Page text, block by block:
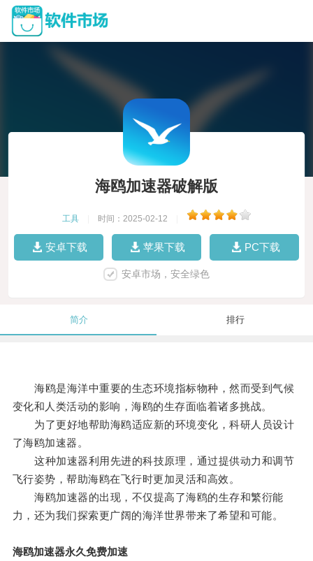
海鸥加速器破解版
工具 时间：2025-02-12
安卓下载 苹果下载 PC下载
安卓市场，安全绿色
简介 排行
海鸥是海洋中重要的生态环境指标物种，然而受到气候
变化和人类活动的影响，海鸥的生存面临着诸多挑战。
为了更好地帮助海鸥适应新的环境变化，科研人员设计
了海鸥加速器。
这种加速器利用先进的科技原理，通过提供动力和调节
飞行姿势，帮助海鸥在飞行时更加灵活和高效。
海鸥加速器的出现，不仅提高了海鸥的生存和繁衍能
力，还为我们探索更广阔的海洋世界带来了希望和可能。
海鸥加速器永久免费加速